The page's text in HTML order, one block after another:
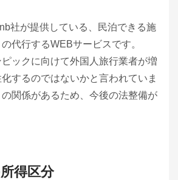
社が提供している、民泊できる施
代行するWEBサービスです。
ックに向けて外国人旅行業者が増
するのではないかと言われていま
関係があるため、今後の法整備が
得区分